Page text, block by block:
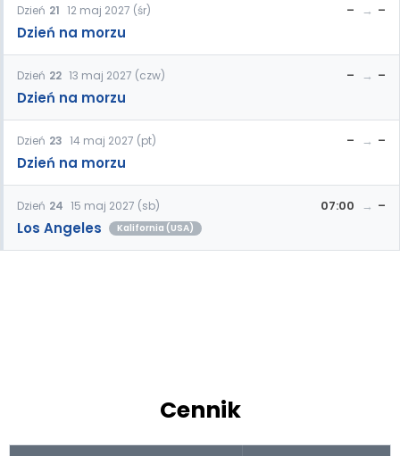
Dzień 21 12 maj 2027 (śr)
Dzień na morzu
– –
Dzień 22 13 maj 2027 (czw)
Dzień na morzu
– –
Dzień 23 14 maj 2027 (pt)
Dzień na morzu
– –
Dzień 24 15 maj 2027 (sb)
Los Angeles Kalifornia (USA)
07:00 –
Cennik